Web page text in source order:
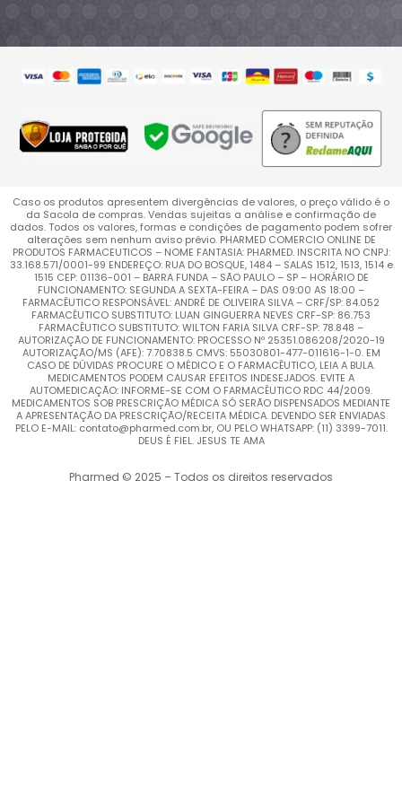
Caso os produtos apresentem divergências de valores, o preço válido é o
da Sacola de compras. Vendas sujeitas a análise e confirmação de
dados. Todos os valores, formas e condições de pagamento podem sofrer
alterações sem nenhum aviso prévio. PHARMED COMERCIO ONLINE DE
PRODUTOS FARMACEUTICOS – NOME FANTASIA: PHARMED. INSCRITA NO CNPJ:
33.168.571/0001-99 ENDEREÇO: RUA DO BOSQUE, 1484 – SALAS 1512, 1513, 1514 e
1515 CEP: 01136-001 – BARRA FUNDA – SÃO PAULO – SP – HORÁRIO DE
FUNCIONAMENTO: SEGUNDA A SEXTA-FEIRA – DAS 09:00 AS 18:00 –
FARMACÊUTICO RESPONSÁVEL: ANDRÉ DE OLIVEIRA SILVA – CRF/SP: 84.052
FARMACÊUTICO SUBSTITUTO: LUAN GINGUERRA NEVES CRF-SP: 86.753
FARMACÊUTICO SUBSTITUTO: WILTON FARIA SILVA CRF-SP: 78.848 –
AUTORIZAÇÃO DE FUNCIONAMENTO: PROCESSO Nº 25351.086208/2020-19
AUTORIZAÇÃO/MS (AFE): 7.70838.5 CMVS: 55030801-477-011616-1-0. EM
CASO DE DÚVIDAS PROCURE O MÉDICO E O FARMACÊUTICO, LEIA A BULA.
MEDICAMENTOS PODEM CAUSAR EFEITOS INDESEJADOS. EVITE A
AUTOMEDICAÇÃO: INFORME-SE COM O FARMACÊUTICO RDC 44/2009.
MEDICAMENTOS SOB PRESCRIÇÃO MÉDICA SÓ SERÃO DISPENSADOS MEDIANTE
A APRESENTAÇÃO DA PRESCRIÇÃO/RECEITA MÉDICA. DEVENDO SER ENVIADAS
PELO E-MAIL: contato@pharmed.com.br, OU PELO WHATSAPP: (11) 3399-7011.
DEUS É FIEL. JESUS TE AMA
Pharmed © 2025 – Todos os direitos reservados